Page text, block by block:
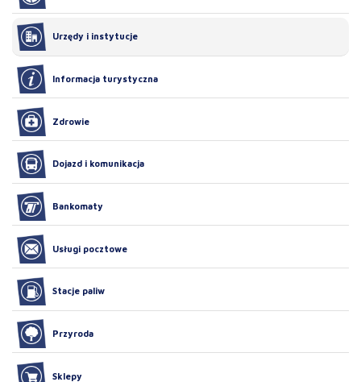
Urzędy i instytucje
Informacja turystyczna
Zdrowie
Dojazd i komunikacja
Bankomaty
Usługi pocztowe
Stacje paliw
Przyroda
Sklepy